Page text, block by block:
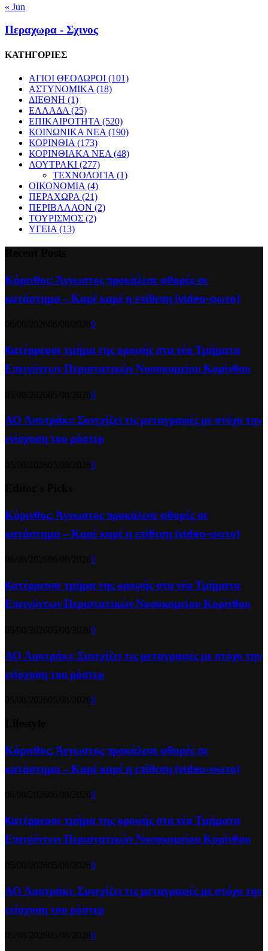
« Jun
Περαχωρα - Σχινος
ΚΑΤΗΓΟΡΙΕΣ
ΑΓΙΟΙ ΘΕΟΔΩΡΟΙ (101)
ΑΣΤΥΝΟΜΙΚΑ (18)
ΔΙΕΘΝΗ (1)
ΕΛΛΑΔΑ (25)
ΕΠΙΚΑΙΡΟΤΗΤΑ (520)
ΚΟΙΝΩΝΙΚΑ ΝΕΑ (190)
ΚΟΡΙΝΘΙΑ (173)
ΚΟΡΙΝΘΙΑΚΑ ΝΕΑ (48)
ΛΟΥΤΡΑΚΙ (277)
ΤΕΧΝΟΛΟΓΙΑ (1)
ΟΙΚΟΝΟΜΙΑ (4)
ΠΕΡΑΧΩΡΑ (21)
ΠΕΡΙΒΑΛΛΟΝ (2)
ΤΟΥΡΙΣΜΟΣ (2)
ΥΓΕΙΑ (13)
Κόρινθος: Άγνωστος προκάλεσε φθορές σε
κατάστημα – Καρέ καρέ η επίθεση (video-φωτο)
0
Kατέρρευσε τμήμα της οροφής στα νέα Τμήματα
Επειγόντων Περιστατικών Νοσοκομείου Κορίνθου
0
ΑΟ Λουτράκι: Συνεχίζει τις μεταγραφές με στόχο την
ενίσχυση του ρόστερ
0
Κόρινθος: Άγνωστος προκάλεσε φθορές σε
κατάστημα – Καρέ καρέ η επίθεση (video-φωτο)
0
Kατέρρευσε τμήμα της οροφής στα νέα Τμήματα
Επειγόντων Περιστατικών Νοσοκομείου Κορίνθου
0
ΑΟ Λουτράκι: Συνεχίζει τις μεταγραφές με στόχο την
ενίσχυση του ρόστερ
0
Κόρινθος: Άγνωστος προκάλεσε φθορές σε
κατάστημα – Καρέ καρέ η επίθεση (video-φωτο)
0
Kατέρρευσε τμήμα της οροφής στα νέα Τμήματα
Επειγόντων Περιστατικών Νοσοκομείου Κορίνθου
0
ΑΟ Λουτράκι: Συνεχίζει τις μεταγραφές με στόχο την
ενίσχυση του ρόστερ
0